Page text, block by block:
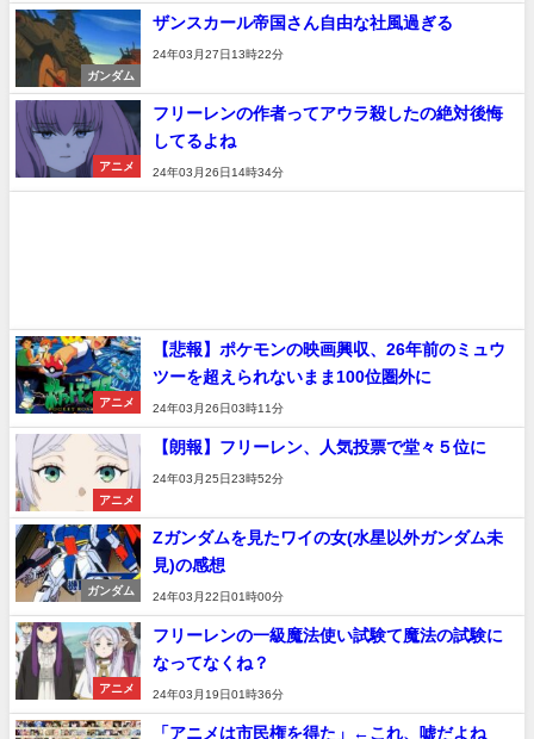
ガンダム
ザンスカール帝国さん自由な社風過ぎる
24年03月27日13時22分
アニメ
フリーレンの作者ってアウラ殺したの絶対後悔
してるよね
24年03月26日14時34分
アニメ
【悲報】ポケモンの映画興収、26年前のミュウ
ツーを超えられないまま100位圏外に
24年03月26日03時11分
アニメ
【朗報】フリーレン、人気投票で堂々５位に
24年03月25日23時52分
ガンダム
Zガンダムを見たワイの女(水星以外ガンダム未
見)の感想
24年03月22日01時00分
アニメ
フリーレンの一級魔法使い試験て魔法の試験に
なってなくね？
24年03月19日01時36分
「アニメは市民権を得た」←これ、嘘だよね